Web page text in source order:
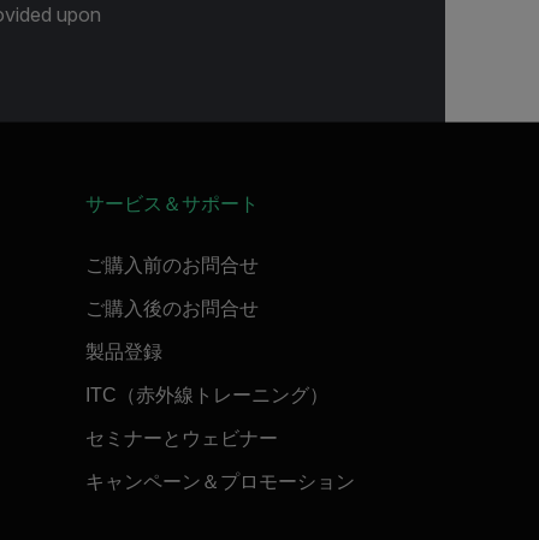
upon
サービス＆サポート
ご購入前のお問合せ
ご購入後のお問合せ
製品登録
ITC（赤外線トレーニング）
セミナーとウェビナー
キャンペーン＆プロモーション